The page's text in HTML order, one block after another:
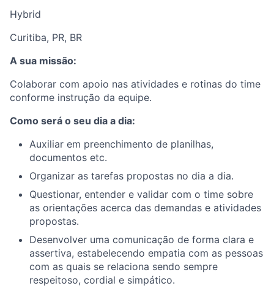
Hybrid
Curitiba, PR, BR
A sua missão:
Colaborar com apoio nas atividades e rotinas do time
conforme instrução da equipe.
Como será o seu dia a dia:
Auxiliar em preenchimento de planilhas,
documentos etc.
Organizar as tarefas propostas no dia a dia.
Questionar, entender e validar com o time sobre
as orientações acerca das demandas e atividades
propostas.
Desenvolver uma comunicação de forma clara e
assertiva, estabelecendo empatia com as pessoas
com as quais se relaciona sendo sempre
respeitoso, cordial e simpático.